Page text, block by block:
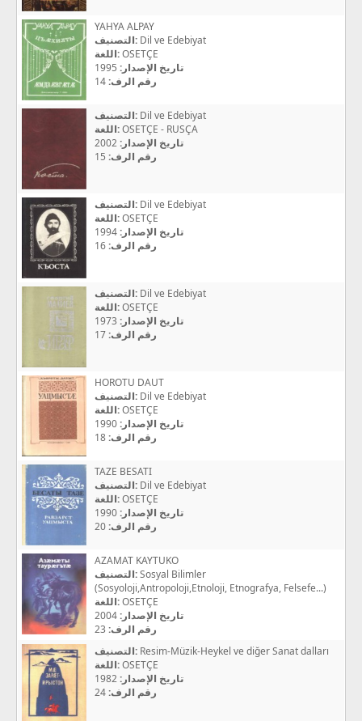
YAHYA ALPAY
التصنيف: Dil ve Edebiyat
اللغة:OSETÇE
تاريخ الإصدار:
رقم الرف:
التصنيف: Dil ve Edebiyat
اللغة:OSETÇE - RUSÇA
تاريخ الإصدار:
رقم الرف:
التصنيف: Dil ve Edebiyat
اللغة:OSETÇE
تاريخ الإصدار:
رقم الرف:
التصنيف: Dil ve Edebiyat
اللغة:OSETÇE
تاريخ الإصدار:
رقم الرف:
HOROTU DAUT
التصنيف: Dil ve Edebiyat
اللغة:OSETÇE
تاريخ الإصدار:
رقم الرف:
TAZE BESATI
التصنيف: Dil ve Edebiyat
اللغة:OSETÇE
تاريخ الإصدار:
رقم الرف:
AZAMAT KAYTUKO
التصنيف:Sosyal Bilimler
(Sosyoloji,Antropoloji,Etnoloji, Etnografya, Felsefe...)
اللغة:OSETÇE
تاريخ الإصدار:
رقم الرف:
التصنيف: Resim-Müzik-Heykel ve diğer Sanat dalları
اللغة:OSETÇE
تاريخ الإصدار:
رقم الرف: